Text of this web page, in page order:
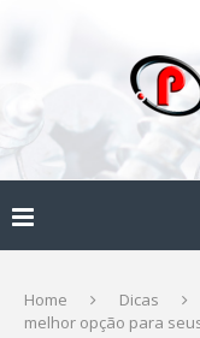
Home Dicas
melhor opção para